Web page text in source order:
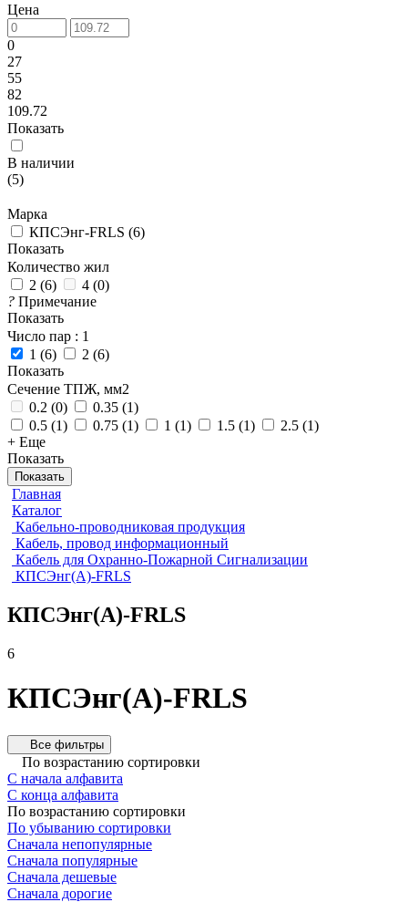
Цена
0
27
55
82
109.72
Показать
В наличии
(5)
Марка
КПСЭнг-FRLS (6)
Показать
Количество жил
2 (6) 4 (0)
? Примечание
Показать
Число пар : 1
1 (6) 2 (6)
Показать
Сечение ТПЖ, мм2
0.2 (0) 0.35 (1)
0.5 (1) 0.75 (1) 1 (1) 1.5 (1) 2.5 (1)
+ Еще
Показать
Показать
Главная
Каталог
Кабельно-проводниковая продукция
Кабель, провод информационный
Кабель для Охранно-Пожарной Сигнализации
КПСЭнг(А)-FRLS
КПСЭнг(А)-FRLS
6
КПСЭнг(А)-FRLS
Все фильтры
По возрастанию сортировки
С начала алфавита
С конца алфавита
По возрастанию сортировки
По убыванию сортировки
Сначала непопулярные
Сначала популярные
Сначала дешевые
Сначала дорогие